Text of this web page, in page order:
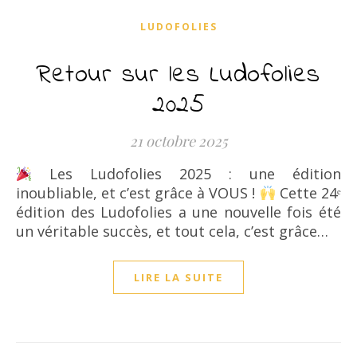
LUDOFOLIES
Retour sur les Ludofolies
2025
21 octobre 2025
Les Ludofolies 2025 : une édition
inoubliable, et c’est grâce à VOUS !
Cette 24ᵉ
édition des Ludofolies a une nouvelle fois été
un véritable succès, et tout cela, c’est grâce…
LIRE LA SUITE